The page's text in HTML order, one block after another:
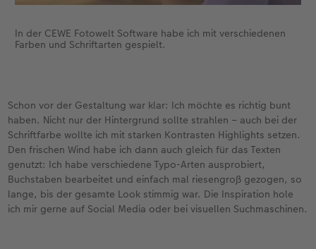
In der CEWE Fotowelt Software habe ich mit verschiedenen
Farben und Schriftarten gespielt.
Schon vor der Gestaltung war klar: Ich möchte es richtig bunt
haben. Nicht nur der Hintergrund sollte strahlen – auch bei der
Schriftfarbe wollte ich mit starken Kontrasten Highlights setzen.
Den frischen Wind habe ich dann auch gleich für das Texten
genutzt: Ich habe verschiedene Typo-Arten ausprobiert,
Buchstaben bearbeitet und einfach mal riesengroß gezogen, so
lange, bis der gesamte Look stimmig war. Die Inspiration hole
ich mir gerne auf Social Media oder bei visuellen Suchmaschinen.